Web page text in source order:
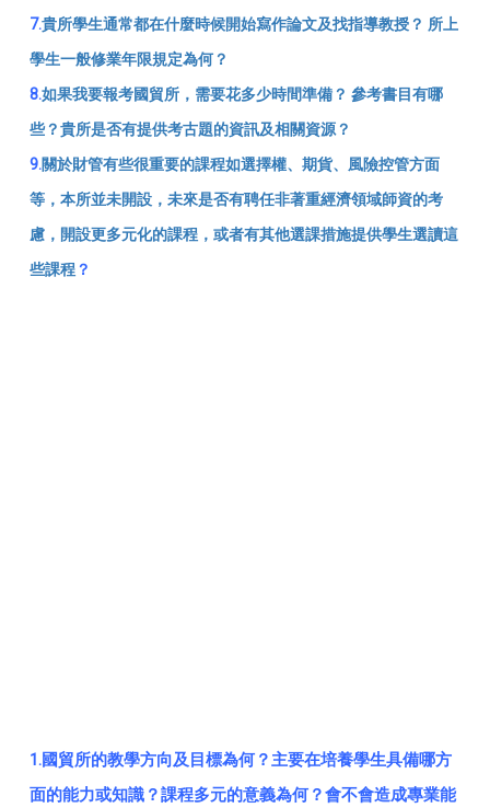
7.貴所學生通常都在什麼時候開始寫作論文及找指導教授？ 所上
學生一般修業年限規定為何？
8.如果我要報考國貿所，需要花多少時間準備？ 參考書目有哪
些？貴所是否有提供考古題的資訊及相關資源？
9.關於財管有些很重要的課程如選擇權、期貨、風險控管方面
等，本所並未開設，未來是否有聘任非著重經濟領域師資的考
慮，開設更多元化的課程，或者有其他選課措施提供學生選讀這
些課程？
1.國貿所的教學方向及目標為何？主要在培養學生具備哪方
面的能力或知識？課程多元的意義為何？會不會造成專業能